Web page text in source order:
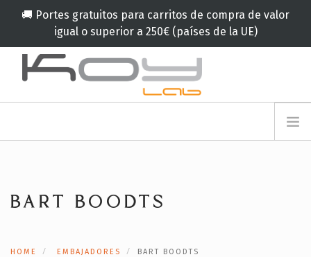
🚚 Portes gratuitos para carritos de compra de valor
igual o superior a 250€ (países de la UE)
COLABORADORES
CAMPAÑA
BART BOODTS
HOME EMBAJADORES BART BOODTS